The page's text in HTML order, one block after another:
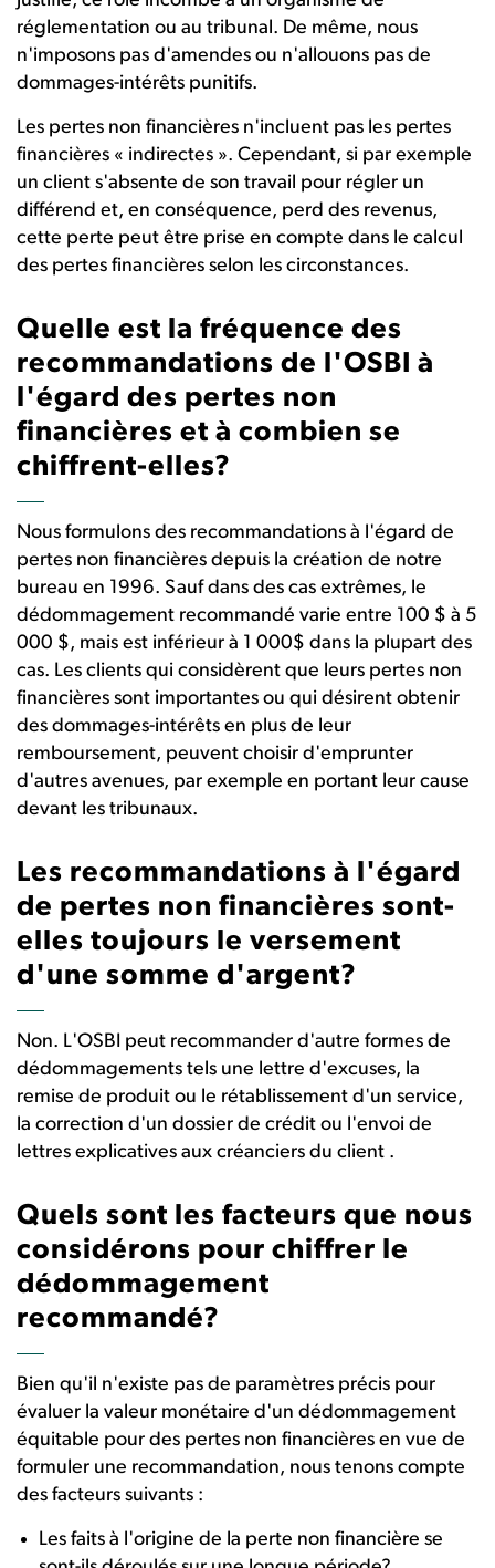
réglementation ou au tribunal. De même, nous
n'imposons pas d'amendes ou n'allouons pas de
dommages-intérêts punitifs.
Les pertes non financières n'incluent pas les pertes
financières « indirectes ». Cependant, si par exemple
un client s'absente de son travail pour régler un
différend et, en conséquence, perd des revenus,
cette perte peut être prise en compte dans le calcul
des pertes financières selon les circonstances.
Quelle est la fréquence des
recommandations de l'OSBI à
l'égard des pertes non
financières et à combien se
chiffrent-elles?
Nous formulons des recommandations à l'égard de
pertes non financières depuis la création de notre
bureau en 1996. Sauf dans des cas extrêmes, le
dédommagement recommandé varie entre 100 $ à 5
000 $, mais est inférieur à 1 000$ dans la plupart des
cas. Les clients qui considèrent que leurs pertes non
financières sont importantes ou qui désirent obtenir
des dommages-intérêts en plus de leur
remboursement, peuvent choisir d'emprunter
d'autres avenues, par exemple en portant leur cause
devant les tribunaux.
Les recommandations à l'égard
de pertes non financières sont-
elles toujours le versement
d'une somme d'argent?
Non. L'OSBI peut recommander d'autre formes de
dédommagements tels une lettre d'excuses, la
remise de produit ou le rétablissement d'un service,
la correction d'un dossier de crédit ou l'envoi de
lettres explicatives aux créanciers du client .
Quels sont les facteurs que nous
considérons pour chiffrer le
dédommagement
recommandé?
Bien qu'il n'existe pas de paramètres précis pour
évaluer la valeur monétaire d'un dédommagement
équitable pour des pertes non financières en vue de
formuler une recommandation, nous tenons compte
des facteurs suivants :
Les faits à l'origine de la perte non financière se